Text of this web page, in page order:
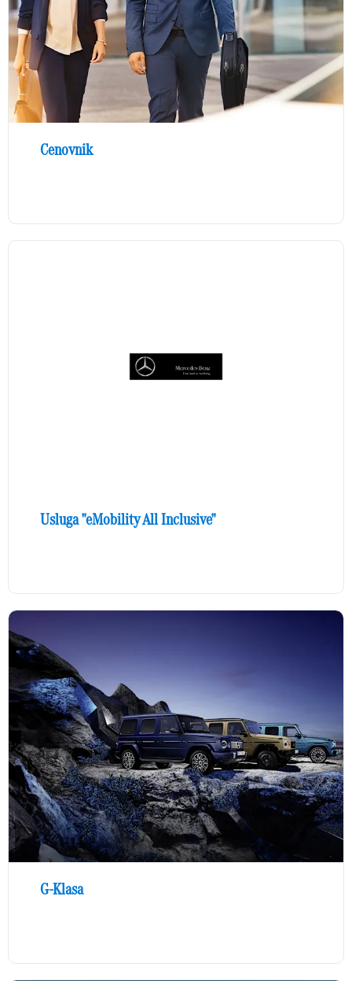
Cenovnik
Usluga "eMobility All Inclusive"
G-Klasa